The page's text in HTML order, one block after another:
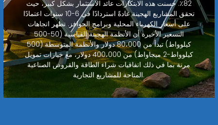
82٪. حسنت هذه الابتكارات عائد الاستثمار بشكل كبير، حيث
تحقق المشاريع الهجينة عادةً استردادًا في 6-10 سنوات اعتمادًا
على أسعار الكهرباء المحلية وبرامج الحوافز. تظهر اتجاهات
التسعير الأخيرة أن الأنظمة الهجينة القياسية (50-500
كيلوواط) تبدأ من 80،000 دولار والأنظمة المتوسطة (500
كيلوواط-2 ميجاواط) من 400،000 دولار، مع خيارات تمويل
مرنة بما في ذلك اتفاقيات شراء الطاقة والقروض الصناعية
المتاحة للمشاريع التجارية.